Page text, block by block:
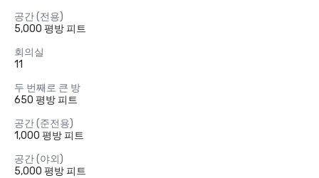
공간 (전용)
5,000 평방 피트
회의실
11
두 번째로 큰 방
650 평방 피트
공간 (준전용)
1,000 평방 피트
공간 (야외)
5,000 평방 피트